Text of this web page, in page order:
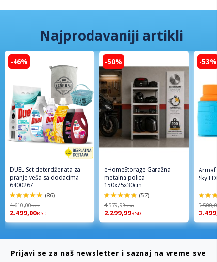
Najprodavaniji artikli
-46%
DUEL Set deterdženata za
pranje veša sa dodacima
6400267
98%
(86)
4.610,00RSD
2.499,00RSD
-50%
eHomeStorage Garažna
metalna polica
150x75x30cm
96%
(57)
4.579,99RSD
2.299,99RSD
-53%
Armaf
Sky
94%
Prijavi se za naš newsletter i saznaj na vreme sve